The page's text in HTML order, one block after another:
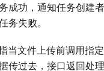
成功，通知任务创建
务失败。
当文件上传前调用指
传过去，接口返回处